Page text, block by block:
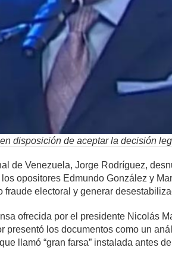
disposición de aceptar la decisión
de Venezuela, Jorge Rodríguez,
opositores Edmundo González y
electoral y generar
ofrecida por el presidente Nicolás
presentó los documentos como un
llamó “gran farsa” instalada antes